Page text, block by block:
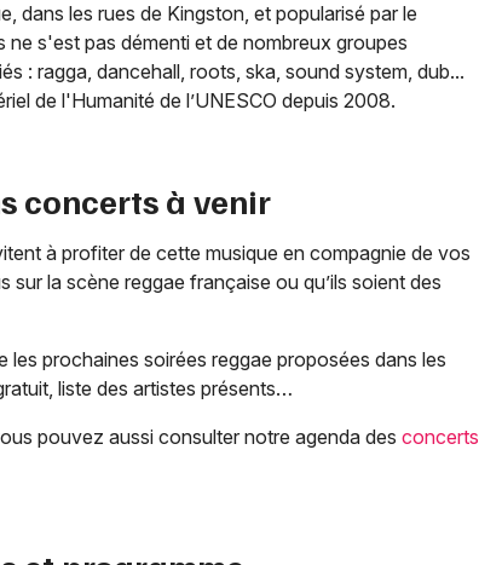
dans les rues de Kingston, et popularisé par le
s'est pas démenti et de nombreux groupes
: ragga, dancehall, roots, ska, sound system, dub...
de l'Humanité de l’UNESCO depuis 2008.
concerts à venir
à profiter de cette musique en compagnie de vos
sur la scène reggae française ou qu’ils soient des
les prochaines soirées reggae proposées dans les
liste des artistes présents…
pouvez aussi consulter notre agenda des concerts